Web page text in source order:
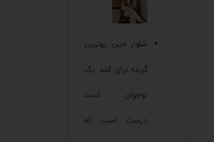
شلوار جین بهترین
گزینه برای کمد یک
نوجوان است
درست است که